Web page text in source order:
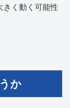
きく動く可能性
か